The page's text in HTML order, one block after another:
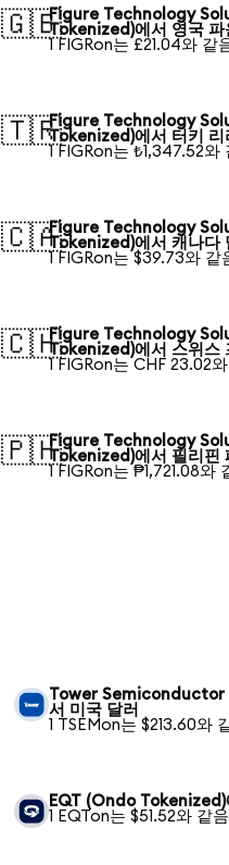
🇬🇧Figure Technology
Tokenized)에서 영국 파
1 FIGRon는 £21.04와 같
🇹🇷Figure Technology
Tokenized)에서 터키 리
1 FIGRon는 ₺1,347.52와
🇨🇦Figure Technology
Tokenized)에서 캐나다
1 FIGRon는 $39.73와 같
🇨🇭Figure Technology
Tokenized)에서 스위스
1 FIGRon는 CHF 23.02
🇵🇭Figure Technology
Tokenized)에서 필리핀
1 FIGRon는 ₱1,721.08와
Tower Semiconductor
서 미국 달러
1 TSEMon는 $213.60와
EQT (Ondo Tokenized)
1 EQTon는 $51.52와 같음